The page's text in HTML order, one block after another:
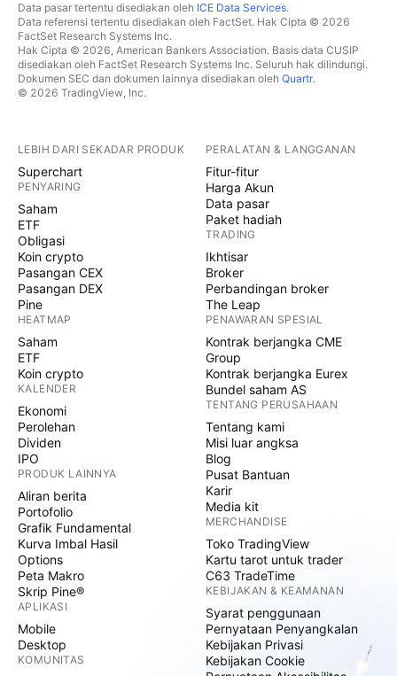
Data pasar tertentu disediakan oleh ICE Data Services.
Data referensi tertentu disediakan oleh FactSet. Hak Cipta © 2026
FactSet Research Systems Inc.
Hak Cipta © 2026, American Bankers Association. Basis data CUSIP
disediakan oleh FactSet Research Systems Inc. Seluruh hak dilindungi.
Dokumen SEC dan dokumen lainnya disediakan oleh Quartr.
© 2026 TradingView, Inc.
LEBIH DARI SEKADAR PRODUK
Superchart
PENYARING
Saham
ETF
Obligasi
Koin crypto
Pasangan CEX
Pasangan DEX
Pine
HEATMAP
Saham
ETF
Koin crypto
KALENDER
Ekonomi
Perolehan
Dividen
IPO
PRODUK LAINNYA
Aliran berita
Portofolio
Grafik Fundamental
Kurva Imbal Hasil
Options
Peta Makro
Skrip Pine®
APLIKASI
Mobile
Desktop
KOMUNITAS
PERALATAN & LANGGANAN
Fitur-fitur
Harga Akun
Data pasar
Paket hadiah
TRADING
Ikhtisar
Broker
Perbandingan broker
The Leap
PENAWARAN SPESIAL
Kontrak berjangka CME
Group
Kontrak berjangka Eurex
Bundel saham AS
TENTANG PERUSAHAAN
Tentang kami
Misi luar angksa
Blog
Pusat Bantuan
Karir
Media kit
MERCHANDISE
Toko TradingView
Kartu tarot untuk trader
C63 TradeTime
KEBIJAKAN & KEAMANAN
Syarat penggunaan
Pernyataan Penyangkalan
Kebijakan Privasi
Kebijakan Cookie